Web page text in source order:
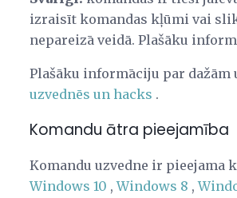
izraisīt komandas kļūmi vai
nepareizā veidā. Plašāku
Plašāku informāciju par
uzvednēs un hacks .
Komandu ātra pieejamība
Komandu uzvedne ir pieejama
Windows 10 ,Windows 8 ,